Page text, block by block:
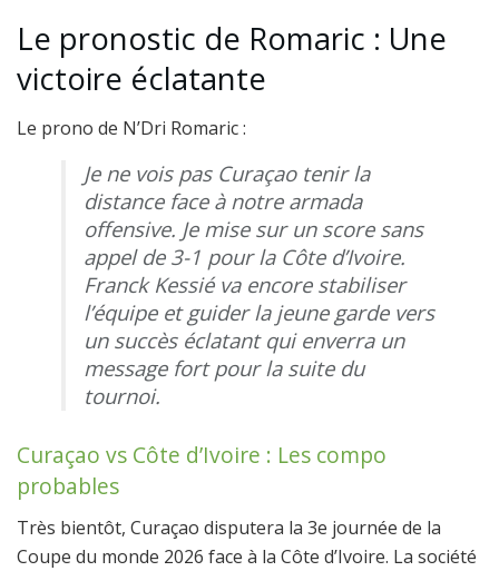
Le pronostic de Romaric : Une
victoire éclatante
Le prono de N’Dri Romaric :
Je ne vois pas Curaçao tenir la
distance face à notre armada
offensive. Je mise sur un score sans
appel de 3-1 pour la Côte d’Ivoire.
Franck Kessié va encore stabiliser
l’équipe et guider la jeune garde vers
un succès éclatant qui enverra un
message fort pour la suite du
tournoi.
Curaçao vs Côte d’Ivoire : Les compo
probables
Très bientôt, Curaçao disputera la 3e journée de la
Coupe du monde 2026 face à la Côte d’Ivoire. La société